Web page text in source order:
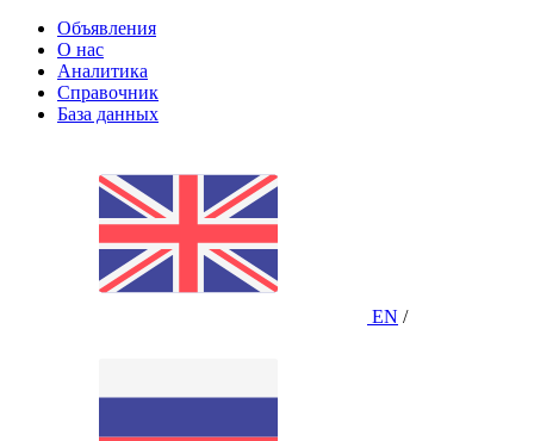
Объявления
О нас
Аналитика
Справочник
База данных
EN /